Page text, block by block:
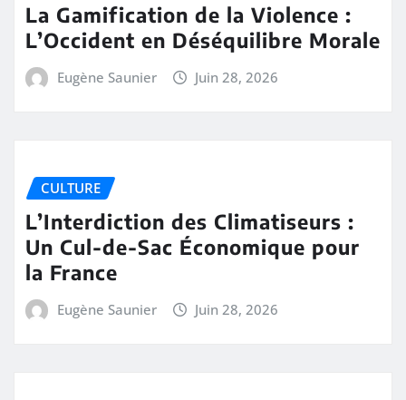
La Gamification de la Violence :
L’Occident en Déséquilibre Morale
Eugène Saunier Juin 28, 2026
CULTURE
L’Interdiction des Climatiseurs :
Un Cul-de-Sac Économique pour
la France
Eugène Saunier Juin 28, 2026